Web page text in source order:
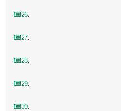
26.
27.
28.
29.
30.